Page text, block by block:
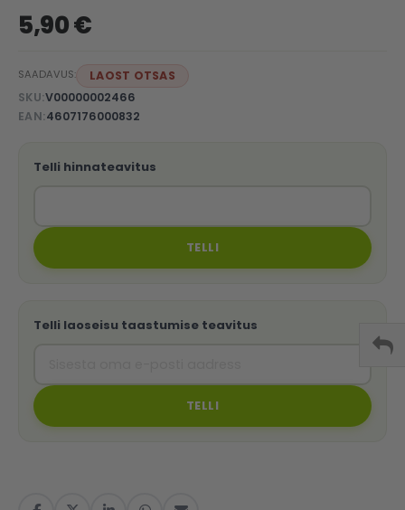
5,90 €
SAADAVUS:
LAOST OTSAS
SKU V00000002466
EAN 4607176000832
Telli hinnateavitus
TELLI
Telli laoseisu taastumise teavitus
TELLI